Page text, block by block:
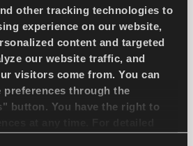
other tracking technologies to
experience on our website,
content and targeted
our website traffic, and
visitors come from. You can
preferences through the
button. You have the right to
CARBURANT
EN SAVOIR PLUS